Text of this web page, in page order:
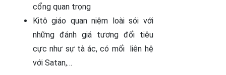
cổng quan trọng
Kitô giáo quan niệm loài sói với
những đánh giá tương đối tiêu
cực như sự tà ác, có mối liên hệ
với Satan,…